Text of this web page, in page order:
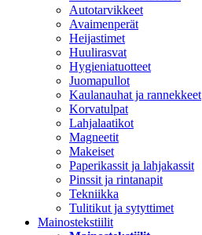
Autotarvikkeet
Avaimenperät
Heijastimet
Huulirasvat
Hygieniatuotteet
Juomapullot
Kaulanauhat ja rannekkeet
Korvatulpat
Lahjalaatikot
Magneetit
Makeiset
Paperikassit ja lahjakassit
Pinssit ja rintanapit
Tekniikka
Tulitikut ja sytyttimet
Mainostekstiilit